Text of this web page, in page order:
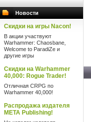
Новости
Скидки на игры Nacon!
В акции участвуют
Warhammer: Chaosbane,
Welcome to ParadiZe и
другие игры
Скидки на Warhammer
40,000: Rogue Trader!
Отличная CRPG по
Warhammer 40,000!
Распродажа издателя
META Publishing!